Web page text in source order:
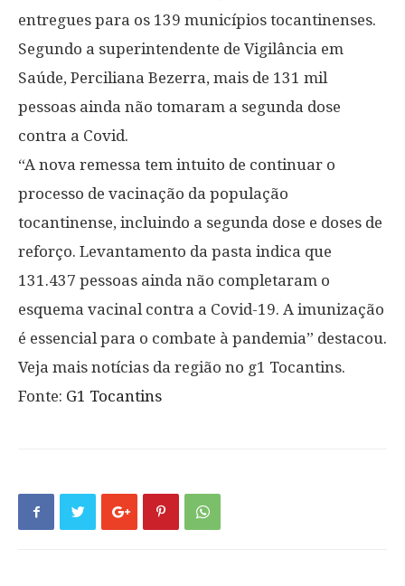
entregues para os 139 municípios tocantinenses.
Segundo a superintendente de Vigilância em
Saúde, Perciliana Bezerra, mais de 131 mil
pessoas ainda não tomaram a segunda dose
contra a Covid.
“A nova remessa tem intuito de continuar o
processo de vacinação da população
tocantinense, incluindo a segunda dose e doses de
reforço. Levantamento da pasta indica que
131.437 pessoas ainda não completaram o
esquema vacinal contra a Covid-19. A imunização
é essencial para o combate à pandemia” destacou.
Veja mais notícias da região no g1 Tocantins.
Fonte: G1 Tocantins